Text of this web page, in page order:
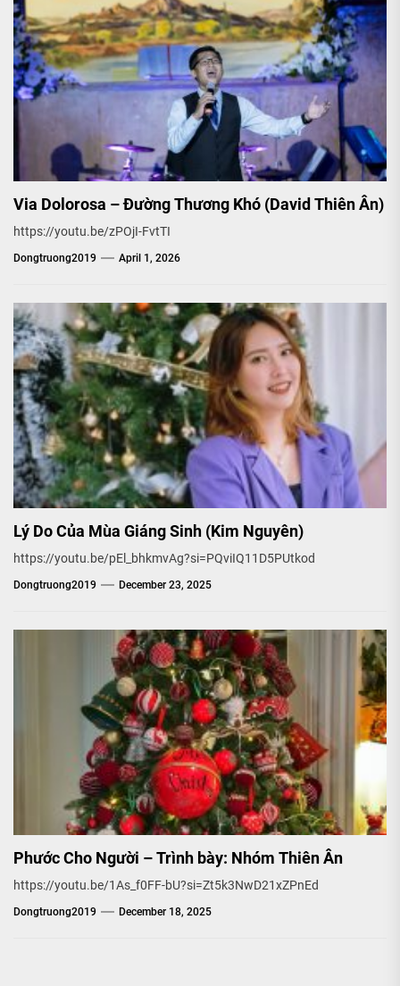
Via Dolorosa – Đường Thương Khó (David Thiên Ân)
https://youtu.be/zPOjI-FvtTI
Dongtruong2019 April 1, 2026
Lý Do Của Mùa Giáng Sinh (Kim Nguyên)
https://youtu.be/pEl_bhkmvAg?si=PQviIQ11D5PUtkod
Dongtruong2019 December 23, 2025
Phước Cho Người – Trình bày: Nhóm Thiên Ân
https://youtu.be/1As_f0FF-bU?si=Zt5k3NwD21xZPnEd
Dongtruong2019 December 18, 2025